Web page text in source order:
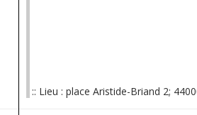
:: Lieu : place Aristide-Briand 2;